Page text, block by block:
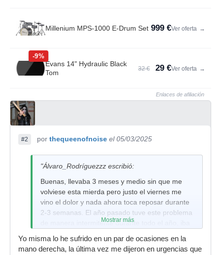
Millenium MPS-1000 E-Drum Set 999 €Ver oferta →
-9%
Evans 14" Hydraulic Black
Tom
32 € 29 €Ver oferta →
Enlaces de afiliación
#2 por thequeenofnoise el 05/03/2025
"Álvaro_Rodríguezzz escribió:
Buenas, llevaba 3 meses y medio sin que me
volviese esta mierda pero justo el viernes me
vino el dolor y nada ahora toca reposar durante
2-3 semanas. El año pasado tuve este problema
de manera intermitente durante todo el año, iba
reposar todo lo que necesitaba y atajar el
Mostrar más
Yo misma lo he sufrido en un par de ocasiones en la
mano derecha, la última vez me dijeron en urgencias que